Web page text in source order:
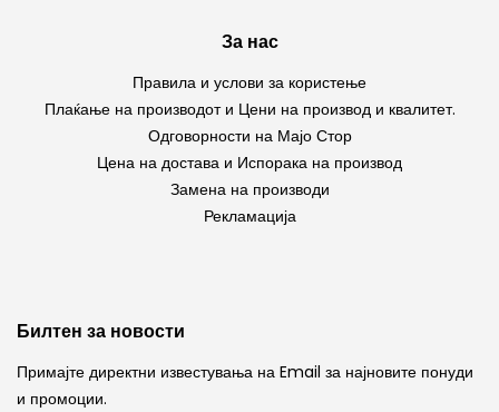
За нас
Правила и услови за користење
Плаќање на производот и Цени на производ и квалитет.
Одговорности на Мајо Стор
Цена на достава и Испорака на производ
Замена на производи
Рекламација
Билтен за новости
Примајте директни известувања на Email за најновите понуди
и промоции.